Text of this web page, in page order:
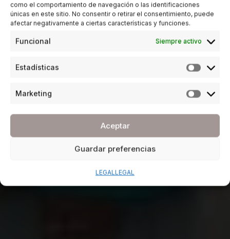
como el comportamiento de navegación o las identificaciones
únicas en este sitio. No consentir o retirar el consentimiento, puede
afectar negativamente a ciertas características y funciones.
Funcional Siempre activo
Estadísticas
Marketing
Aceptar
Guardar preferencias
LEGALLEGAL